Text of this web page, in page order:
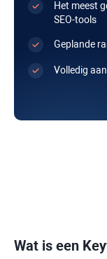
Het meest
SEO-tools
Geplande
Volledig
Wat is een